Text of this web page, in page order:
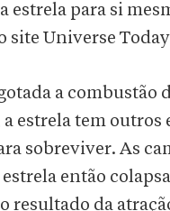
estrela para si
site Universe
a combustão
estrela tem outros
sobreviver. As
então
resultado da